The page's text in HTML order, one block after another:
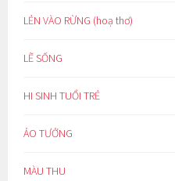
LẺN VÀO RỪNG (hoạ thơ)
LẼ SỐNG
HI SINH TUỔI TRẺ
ẢO TƯỞNG
MÀU THU